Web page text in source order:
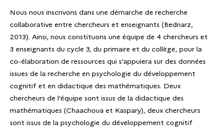
Nous nous inscrivons dans une démarche de recherche
collaborative entre chercheurs et enseignants (Bednarz,
2013). Ainsi, nous constituons une équipe de 4 chercheurs et
3 enseignants du cycle 3, du primaire et du collège, pour la
co-élaboration de ressources qui s’appuiera sur des données
issues de la recherche en psychologie du développement
cognitif et en didactique des mathématiques. Deux
chercheurs de l’équipe sont issus de la didactique des
mathématiques (Chaachoua et Kaspary), deux chercheurs
sont issus de la psychologie du développement cognitif